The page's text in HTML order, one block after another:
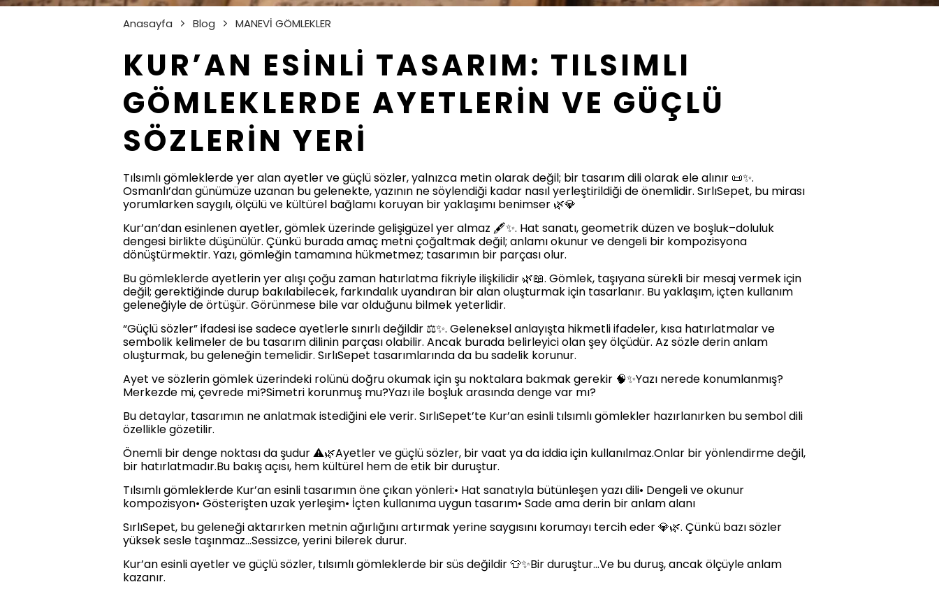
Anasayfa Blog MANEVİ GÖMLEKLER
KUR’AN ESİNLİ TASARIM: TILSIMLI
GÖMLEKLERDE AYETLERİN VE GÜÇLÜ
SÖZLERİN YERİ
Tılsımlı gömleklerde yer alan ayetler ve güçlü sözler, yalnızca metin olarak değil; bir tasarım dili olarak ele alınır 📜✨.
Osmanlı’dan günümüze uzanan bu gelenekte, yazının ne söylendiği kadar nasıl yerleştirildiği de önemlidir. SırlıSepet, bu mirası
yorumlarken saygılı, ölçülü ve kültürel bağlamı koruyan bir yaklaşımı benimser 🌿💎
Kur’an’dan esinlenen ayetler, gömlek üzerinde gelişigüzel yer almaz 🖋️✨. Hat sanatı, geometrik düzen ve boşluk–doluluk
dengesi birlikte düşünülür. Çünkü burada amaç metni çoğaltmak değil; anlamı okunur ve dengeli bir kompozisyona
dönüştürmektir. Yazı, gömleğin tamamına hükmetmez; tasarımın bir parçası olur.
Bu gömleklerde ayetlerin yer alışı çoğu zaman hatırlatma fikriyle ilişkilidir 🌿📖. Gömlek, taşıyana sürekli bir mesaj vermek için
değil; gerektiğinde durup bakılabilecek, farkındalık uyandıran bir alan oluşturmak için tasarlanır. Bu yaklaşım, içten kullanım
geleneğiyle de örtüşür. Görünmese bile var olduğunu bilmek yeterlidir.
“Güçlü sözler” ifadesi ise sadece ayetlerle sınırlı değildir ⚖️✨. Geleneksel anlayışta hikmetli ifadeler, kısa hatırlatmalar ve
sembolik kelimeler de bu tasarım dilinin parçası olabilir. Ancak burada belirleyici olan şey ölçüdür. Az sözle derin anlam
oluşturmak, bu geleneğin temelidir. SırlıSepet tasarımlarında da bu sadelik korunur.
Ayet ve sözlerin gömlek üzerindeki rolünü doğru okumak için şu noktalara bakmak gerekir 🧠✨Yazı nerede konumlanmış?
Merkezde mi, çevrede mi?Simetri korunmuş mu?Yazı ile boşluk arasında denge var mı?
Bu detaylar, tasarımın ne anlatmak istediğini ele verir. SırlıSepet’te Kur’an esinli tılsımlı gömlekler hazırlanırken bu sembol dili
özellikle gözetilir.
Önemli bir denge noktası da şudur ⚠️🌿Ayetler ve güçlü sözler, bir vaat ya da iddia için kullanılmaz.Onlar bir yönlendirme değil,
bir hatırlatmadır.Bu bakış açısı, hem kültürel hem de etik bir duruştur.
Tılsımlı gömleklerde Kur’an esinli tasarımın öne çıkan yönleri:• Hat sanatıyla bütünleşen yazı dili• Dengeli ve okunur
kompozisyon• Gösterişten uzak yerleşim• İçten kullanıma uygun tasarım• Sade ama derin bir anlam alanı
SırlıSepet, bu geleneği aktarırken metnin ağırlığını artırmak yerine saygısını korumayı tercih eder 💎🌿. Çünkü bazı sözler
yüksek sesle taşınmaz…Sessizce, yerini bilerek durur.
Kur’an esinli ayetler ve güçlü sözler, tılsımlı gömleklerde bir süs değildir 👕✨Bir duruştur…Ve bu duruş, ancak ölçüyle anlam
kazanır.